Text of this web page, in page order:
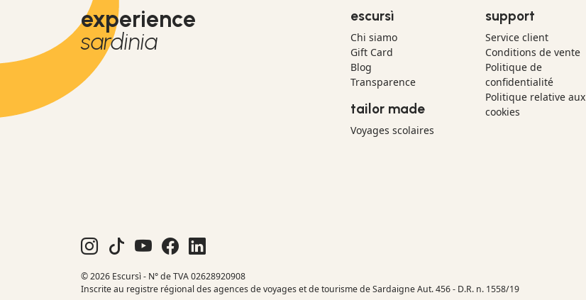
experience
sardinia
escursì
Chi siamo
Gift Card
Blog
Transparence
tailor made
Voyages scolaires
support
Service client
Conditions de vente
Politique de
confidentialité
Politique relative aux
cookies
© 2026 Escursì - N° de TVA 02628920908
Inscrite au registre régional des agences de voyages et de tourisme de Sardaigne Aut. 456 - D.R. n. 1558/19